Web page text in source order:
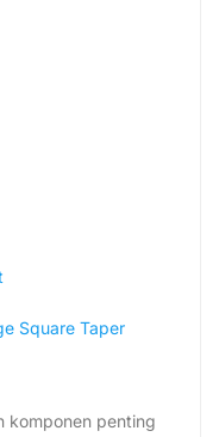
Square Taper
komponen penting